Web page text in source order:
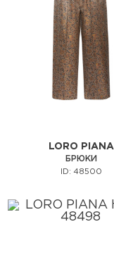
LORO PIANA
БРЮКИ
ID: 48500